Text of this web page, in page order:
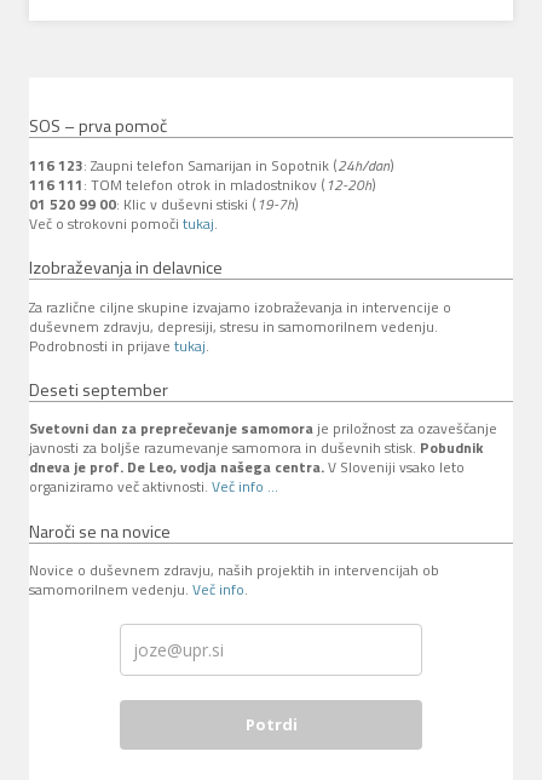
SOS – prva pomoč
116 123: Zaupni telefon Samarijan in Sopotnik (24h/dan)
116 111: TOM telefon otrok in mladostnikov ( 12-20h)
01 520 99 00: Klic v duševni stiski ( 19-7h)
Več o strokovni pomoči tukaj.
Izobraževanja in delavnice
Za različne ciljne skupine izvajamo izobraževanja in intervencije o
duševnem zdravju, depresiji, stresu in samomorilnem vedenju.
Podrobnosti in prijave tukaj.
Deseti september
Svetovni dan za preprečevanje samomora je priložnost za ozaveščanje
javnosti za boljše razumevanje samomora in duševnih stisk. Pobudnik
dneva je prof. De Leo, vodja našega centra.V Sloveniji vsako leto
organiziramo več aktivnosti. Več info ...
Naroči se na novice
Novice o duševnem zdravju, naših projektih in intervencijah ob
samomorilnem vedenju. Več info.
Potrdi